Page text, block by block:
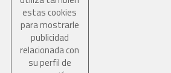
estas cookies
para mostrarle
publicidad
relacionada con
su perfil de